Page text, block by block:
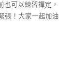
可以練習禪定，
張！大家一起加油